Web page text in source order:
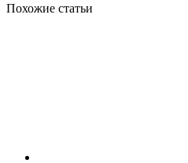
Похожие статьи